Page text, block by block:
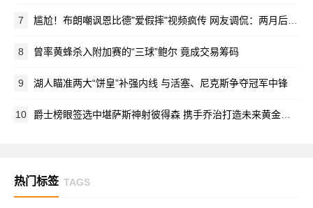
7 尴尬！布朗嘲讽恩比德"爱假摔"视频疯传 网友调侃：两月后竟成队友
8 曾率黄蜂杀入附加赛的“三球”鲍尔 竟成交易筹码
9 湖人瞄准两大“饼皇”补强内线 与活塞、尼克斯争夺冠军中锋
10 爵士榜眼签选中堪萨斯神射彼得森 携手乔治打造未来黄金后场
热门标签 TAGS